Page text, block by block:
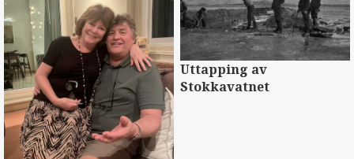
Uttapping av
Stokkavatnet